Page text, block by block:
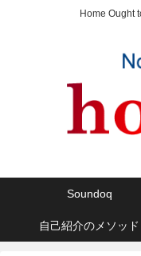
Home Ought
Soundoq
自己紹介のメソッド